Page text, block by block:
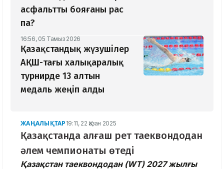
асфальтты бояғаны рас
па?
16:56, 05 Тамыз 2026
Қазақстандық жүзушілер
АҚШ-тағы халықаралық
турнирде 13 алтын
медаль жеңіп алды
ЖАҢАЛЫҚТАР 19:11, 22 Қазан 2025
Қазақстанда алғаш рет таеквондодан
әлем чемпионаты өтеді
Қазақстан таеквондодан (WT) 2027 жылғы